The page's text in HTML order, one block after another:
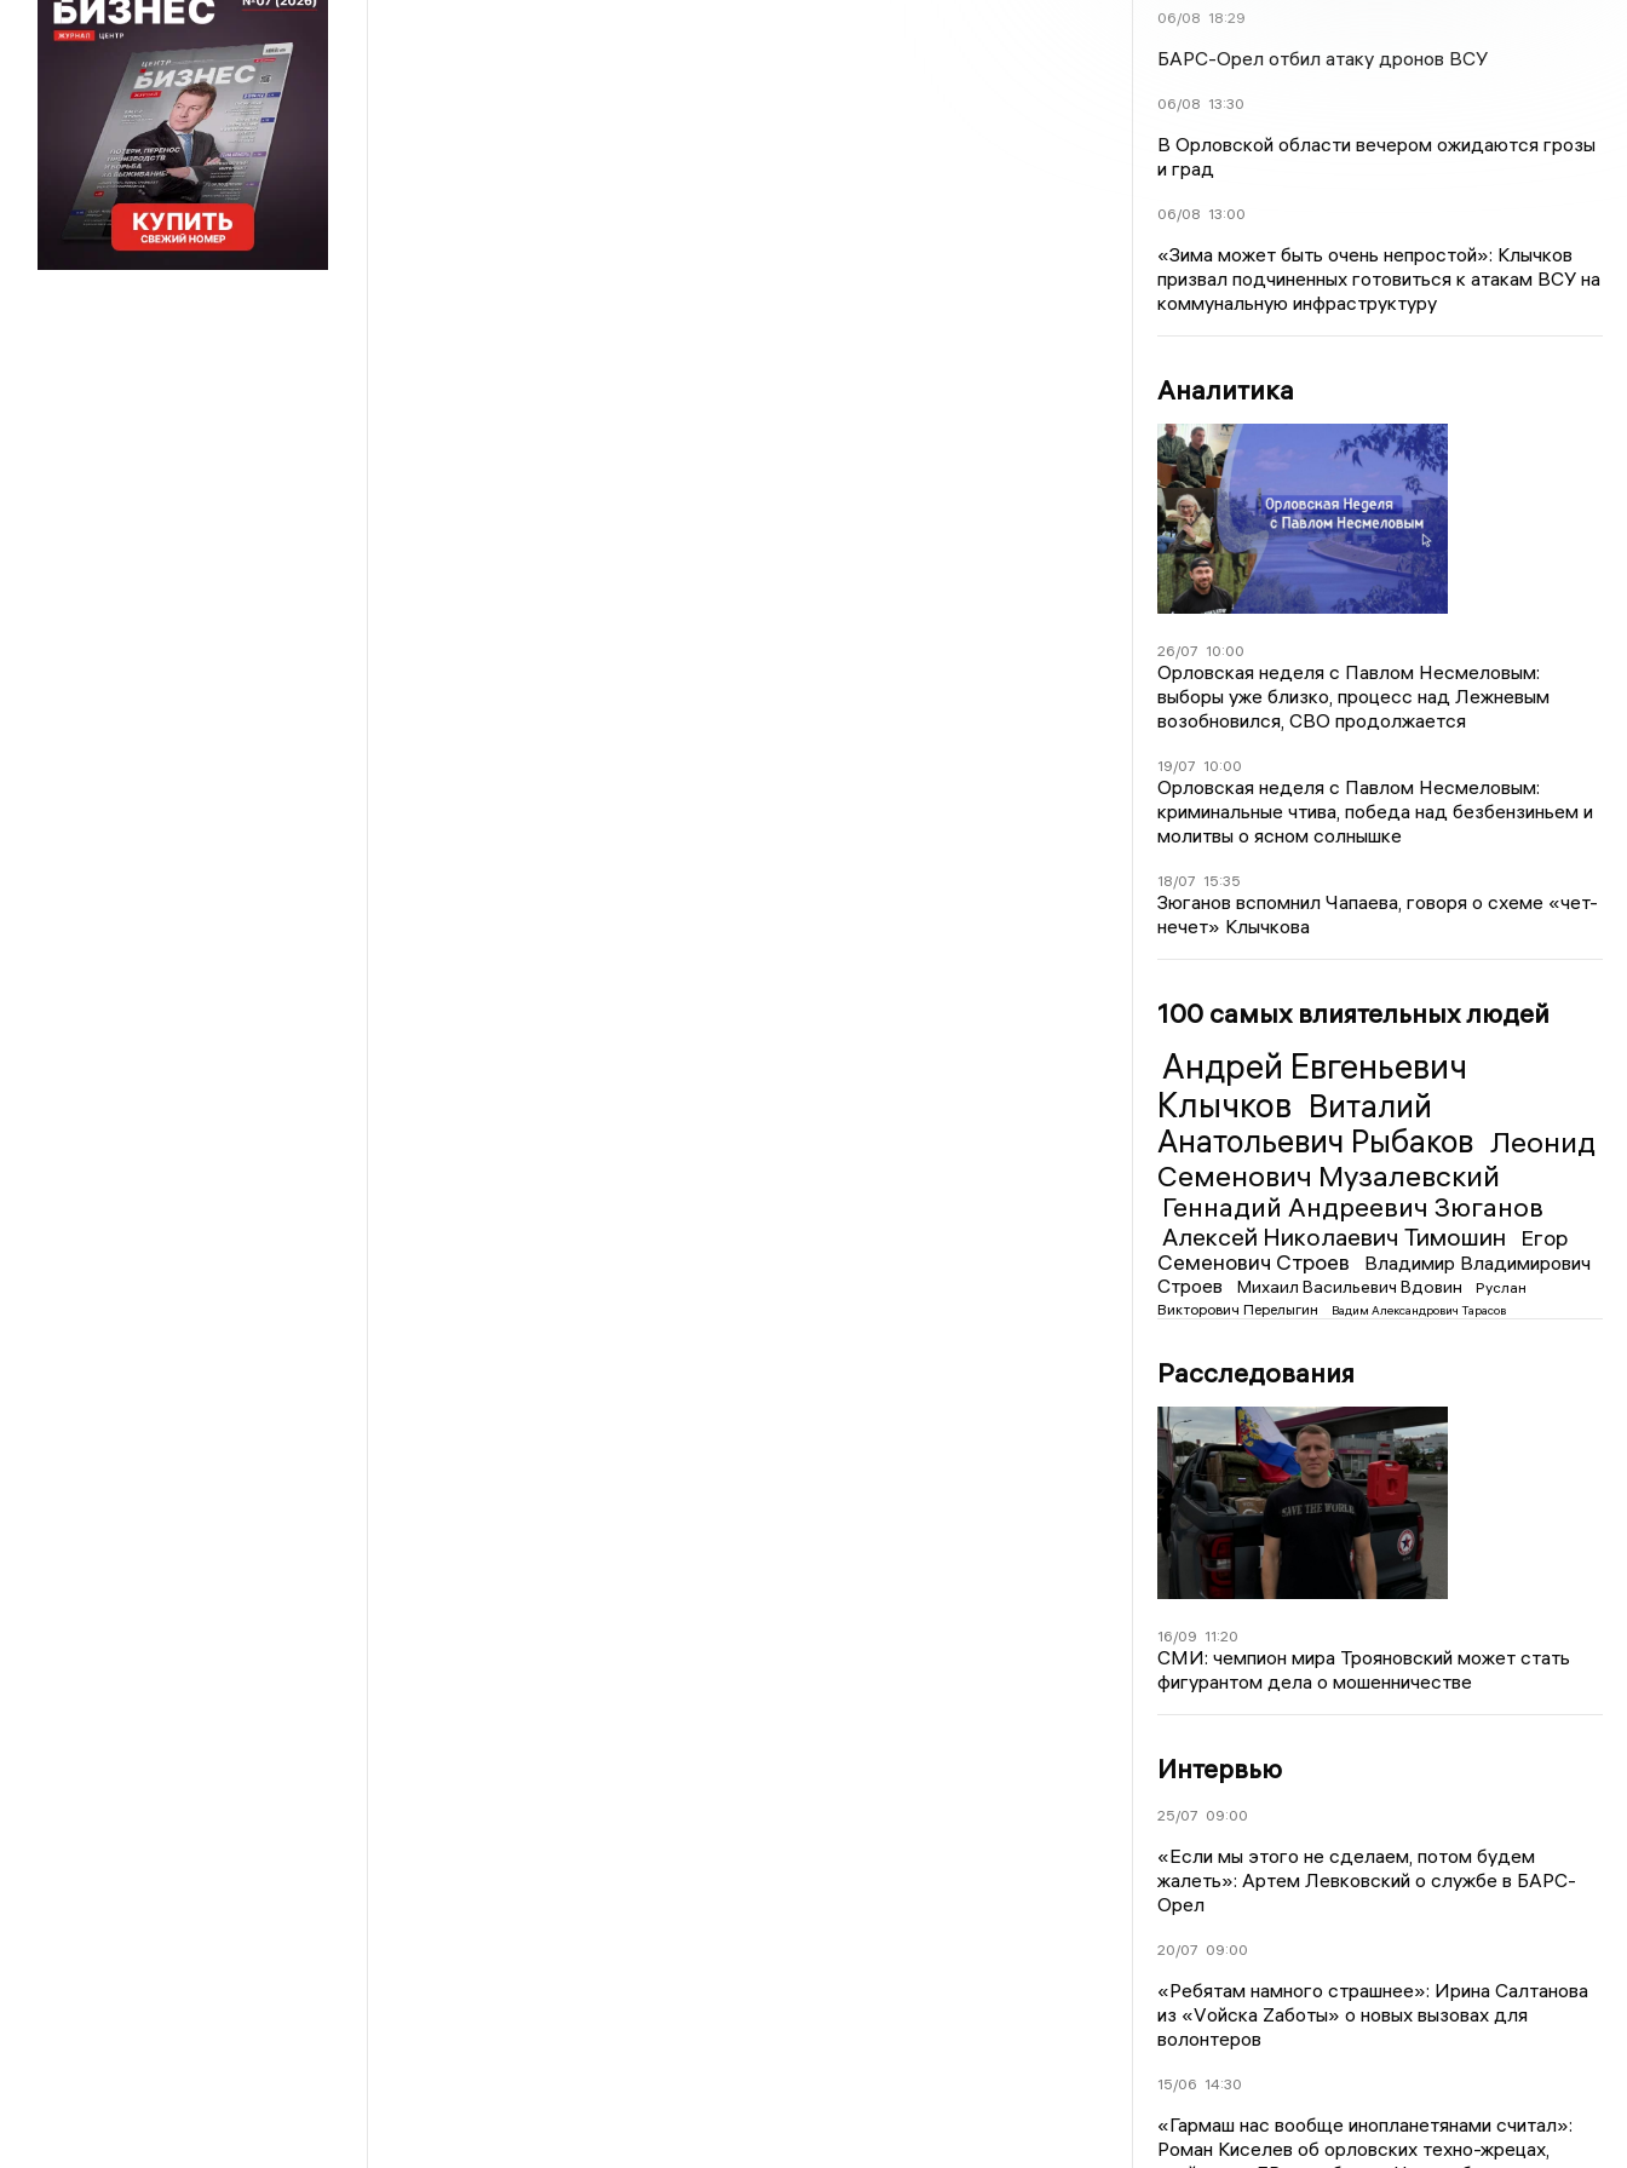
06/08 18:29
БАРС-Орел отбил атаку дронов ВСУ
06/08 13:30
В Орловской области вечером ожидаются грозы
и град
06/08 13:00
«Зима может быть очень непростой»: Клычков
призвал подчиненных готовиться к атакам ВСУ на
коммунальную инфраструктуру
Аналитика
26/07 10:00
Орловская неделя с Павлом Несмеловым:
выборы уже близко, процесс над Лежневым
возобновился, СВО продолжается
19/07 10:00
Орловская неделя с Павлом Несмеловым:
криминальные чтива, победа над безбензиньем и
молитвы о ясном солнышке
18/07 15:35
Зюганов вспомнил Чапаева, говоря о схеме «чет-
нечет» Клычкова
100 самых влиятельных людей
Андрей Евгеньевич
Клычков Виталий
Анатольевич Рыбаков Леонид
Семенович Музалевский
Геннадий Андреевич Зюганов
Алексей Николаевич Тимошин
Егор
Семенович Строев
Владимир Владимирович
Строев
Михаил Васильевич Вдовин
Руслан
Викторович Перелыгин
Вадим Александрович Тарасов
Расследования
16/09 11:20
СМИ: чемпион мира Трояновский может стать
фигурантом дела о мошенничестве
Интервью
25/07 09:00
«Если мы этого не сделаем, потом будем
жалеть»: Артем Левковский о службе в БАРС-
Орел
20/07 09:00
«Ребятам намного страшнее»: Ирина Салтанова
из «Vойска Zаботы» о новых вызовах для
волонтеров
15/06 14:30
«Гармаш нас вообще инопланетянами считал»:
Роман Киселев об орловских техно-жрецах,